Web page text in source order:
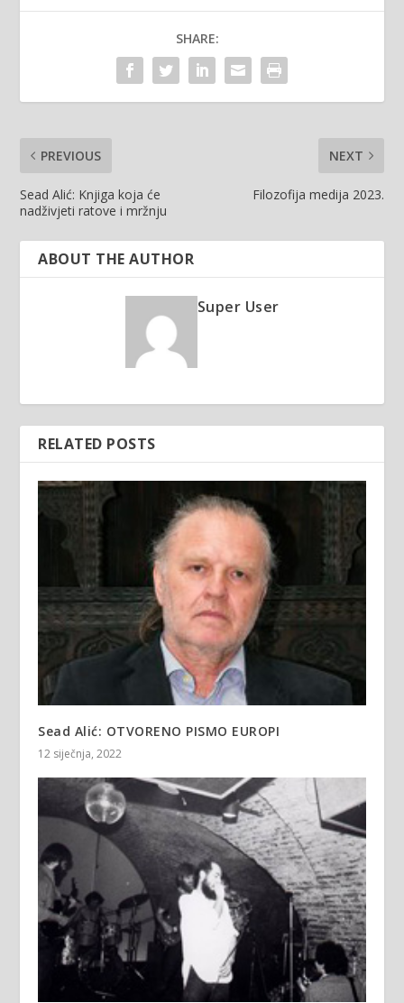
SHARE:
PREVIOUS
Sead Alić: Knjiga koja će
nadživjeti ratove i mržnju
NEXT
Filozofija medija 2023.
ABOUT THE AUTHOR
Super User
RELATED POSTS
Sead Alić: OTVORENO PISMO EUROPI
12 siječnja, 2022